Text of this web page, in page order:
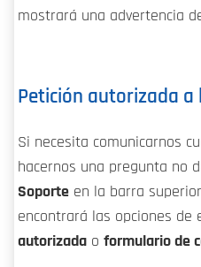
mostrará una advertencia
Petición autorizada a
Si necesita comunicarnos
hacernos una pregunta no
Soporte en la barra
encontrará las opciones de
autorizada o formulario de